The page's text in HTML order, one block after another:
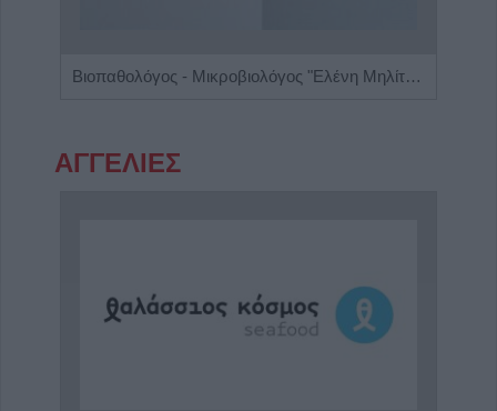
Βιοπαθολόγος - Μικροβιολόγος "Ελένη Μηλίτση"
ΑΓΓΕΛΙΕΣ